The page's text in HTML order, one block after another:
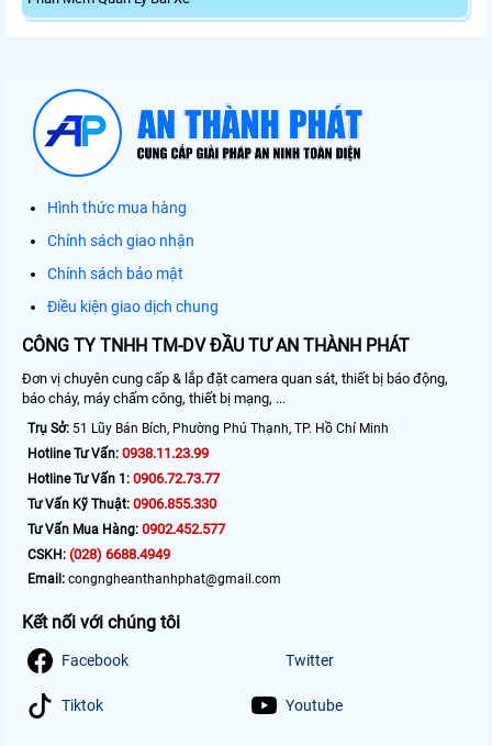
Hình thức mua hàng
Chính sách giao nhận
Chính sách bảo mật
Điều kiện giao dịch chung
CÔNG TY TNHH TM-DV ĐẦU TƯ AN THÀNH PHÁT
Đơn vị chuyên cung cấp & lắp đặt camera quan sát, thiết bị báo động,
báo cháy, máy chấm công, thiết bị mạng, ...
Trụ Sở: 51 Lũy Bán Bích, Phường Phú Thạnh, TP. Hồ Chí Minh
Hotline Tư Vấn: 0938.11.23.99
Hotline Tư Vấn 1: 0906.72.73.77
Tư Vấn Kỹ Thuật: 0906.855.330
Tư Vấn Mua Hàng: 0902.452.577
CSKH: (028) 6688.4949
Email: congngheanthanhphat@gmail.com
Kết nối với chúng tôi
Facebook Twitter
Tiktok Youtube